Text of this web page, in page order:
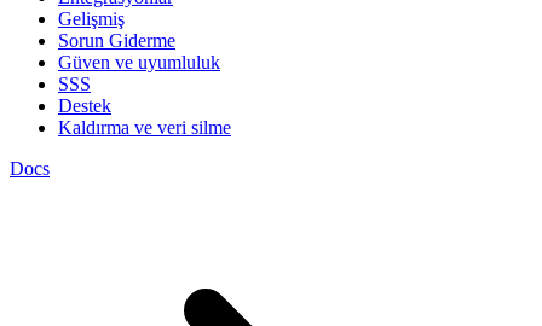
Gelişmiş
Sorun Giderme
Güven ve uyumluluk
SSS
Destek
Kaldırma ve veri silme
Docs